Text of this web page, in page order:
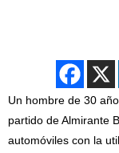
Un hombre de 30
partido de Almirante
automóviles con la